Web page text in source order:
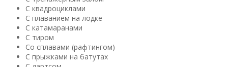
С квадроциклами
С плаванием на лодке
С катамаранами
С тиром
Со сплавами (рафтингом)
С прыжками на батутах